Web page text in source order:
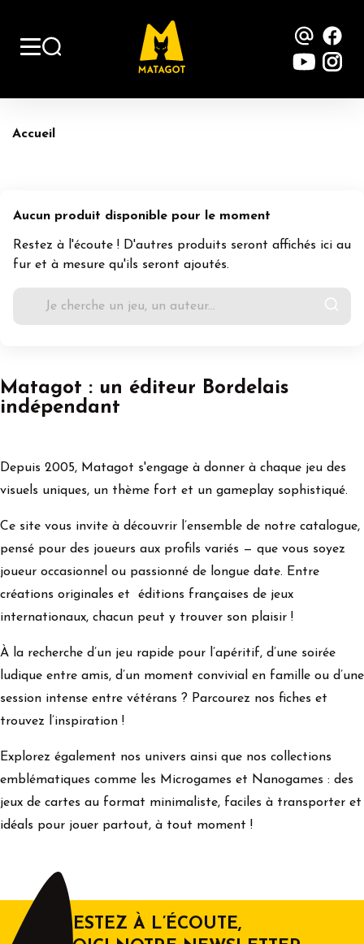
Accueil
Aucun produit disponible pour le moment
Restez à l'écoute ! D'autres produits seront affichés ici au
fur et à mesure qu'ils seront ajoutés.
Matagot : un éditeur Bordelais
indépendant
Depuis 2005, Matagot s'engage à donner à chaque jeu des
visuels uniques, un thème fort et un gameplay sophistiqué.
Ce site vous invite à découvrir l’ensemble de notre catalogue,
pensé pour des joueurs aux profils variés — que vous soyez
joueur occasionnel ou passionné de longue date. Entre
créations originales et éditions françaises de jeux
internationaux, chacun peut y trouver son plaisir !
À la recherche d’un jeu rapide pour l’apéritif, d’une soirée
ludique entre amis, d’un moment convivial en famille ou d’une
session intense entre vétérans ? Parcourez nos fiches et
trouvez l’inspiration !
Explorez également nos univers ainsi que nos collections
emblématiques comme les Microgames et Nanogames : des
jeux de cartes au format minimaliste, faciles à transporter et
idéals pour jouer partout, à tout moment !
RESTEZ À L’ÉCOUTE,